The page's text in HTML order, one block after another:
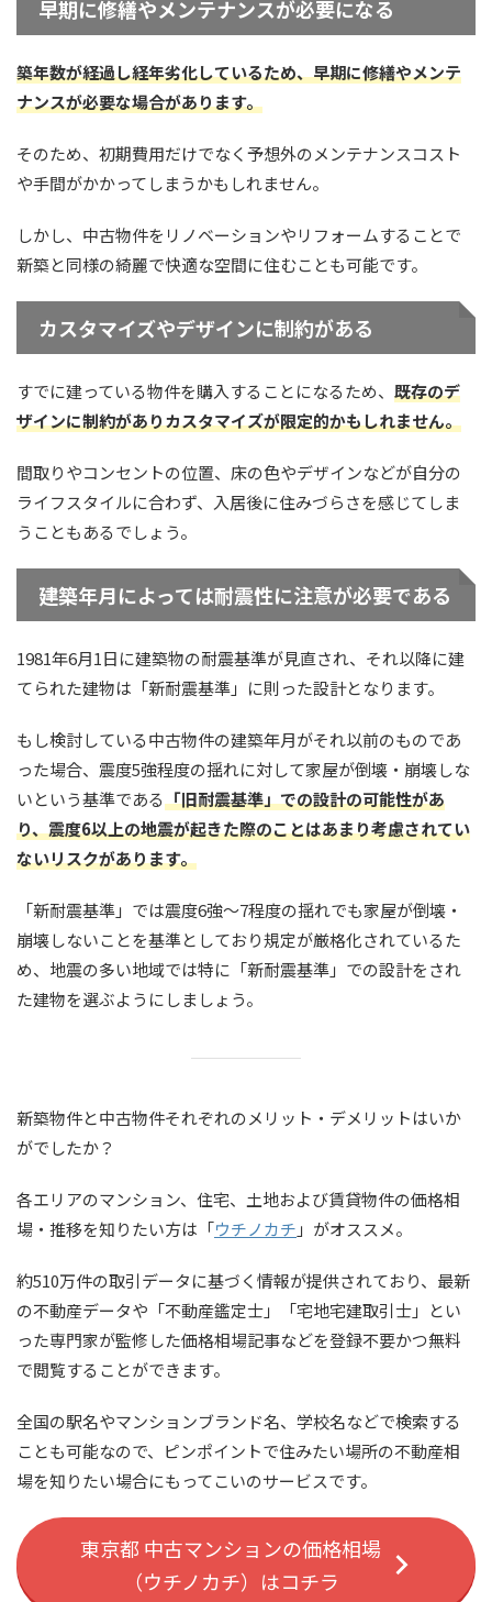
早期に修繕やメンテナンスが必要になる
築年数が経過し経年劣化しているため、早期に修繕やメンテ
ナンスが必要な場合があります。
そのため、初期費用だけでなく予想外のメンテナンスコスト
や手間がかかってしまうかもしれません。
しかし、中古物件をリノベーションやリフォームすることで
新築と同様の綺麗で快適な空間に住むことも可能です。
カスタマイズやデザインに制約がある
すでに建っている物件を購入することになるため、 既存のデ
ザインに制約がありカスタマイズが限定的かもしれません。
間取りやコンセントの位置、床の色やデザインなどが自分の
ライフスタイルに合わず、入居後に住みづらさを感じてしま
うこともあるでしょう。
建築年月によっては耐震性に注意が必要である
1981年6月1日に建築物の耐震基準が見直され、それ以降に建
てられた建物は「新耐震基準」に則った設計となります。
もし検討している中古物件の建築年月がそれ以前のものであ
った場合、震度5強程度の揺れに対して家屋が倒壊・崩壊しな
いという基準である「旧耐震基準」での設計の可能性があ
り、震度6以上の地震が起きた際のことはあまり考慮されてい
ないリスクがあります。
「新耐震基準」では震度6強〜7程度の揺れでも家屋が倒壊・
崩壊しないことを基準としており規定が厳格化されているた
め、地震の多い地域では特に「新耐震基準」での設計をされ
た建物を選ぶようにしましょう。
新築物件と中古物件それぞれのメリット・デメリットはいか
がでしたか？
各エリアのマンション、住宅、土地および賃貸物件の価格相
場・推移を知りたい方は「ウチノカチ 」がオススメ。
約510万件の取引データに基づく情報が提供されており、最新
の不動産データや「不動産鑑定士」「宅地宅建取引士」とい
った専門家が監修した価格相場記事などを登録不要かつ無料
で閲覧することができます。
全国の駅名やマンションブランド名、学校名などで検索する
ことも可能なので、ピンポイントで住みたい場所の不動産相
場を知りたい場合にもってこいのサービスです。
東京都 中古マンションの価格相場
（ウチノカチ）はコチラ